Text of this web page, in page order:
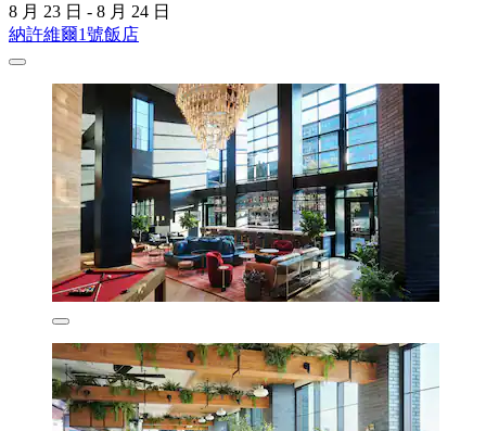
8 月 23 日 - 8 月 24 日
納許維爾1號飯店